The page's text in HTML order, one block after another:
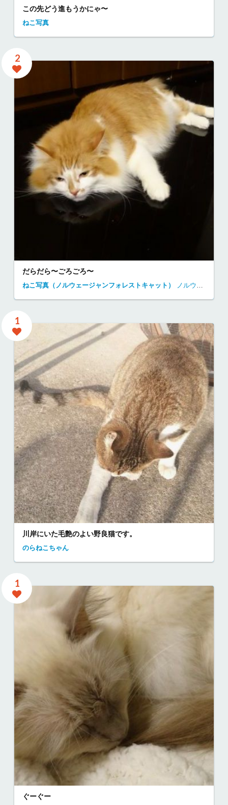
この先どう進もうかにゃ〜
ねこ写真
2
だらだら〜ごろごろ〜
ねこ写真（ノルウェージャンフォレストキャット） ノルウェージャン・フォレスト・キャット
1
川岸にいた毛艶のよい野良猫です。
のらねこちゃん
1
ぐーぐー